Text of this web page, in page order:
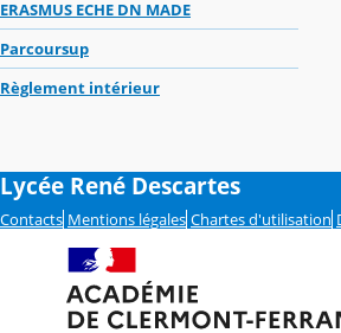
ERASMUS ECHE DN MADE
Parcoursup
Règlement intérieur
Lycée René Descartes
Contacts Mentions légales Chartes d'utilisation